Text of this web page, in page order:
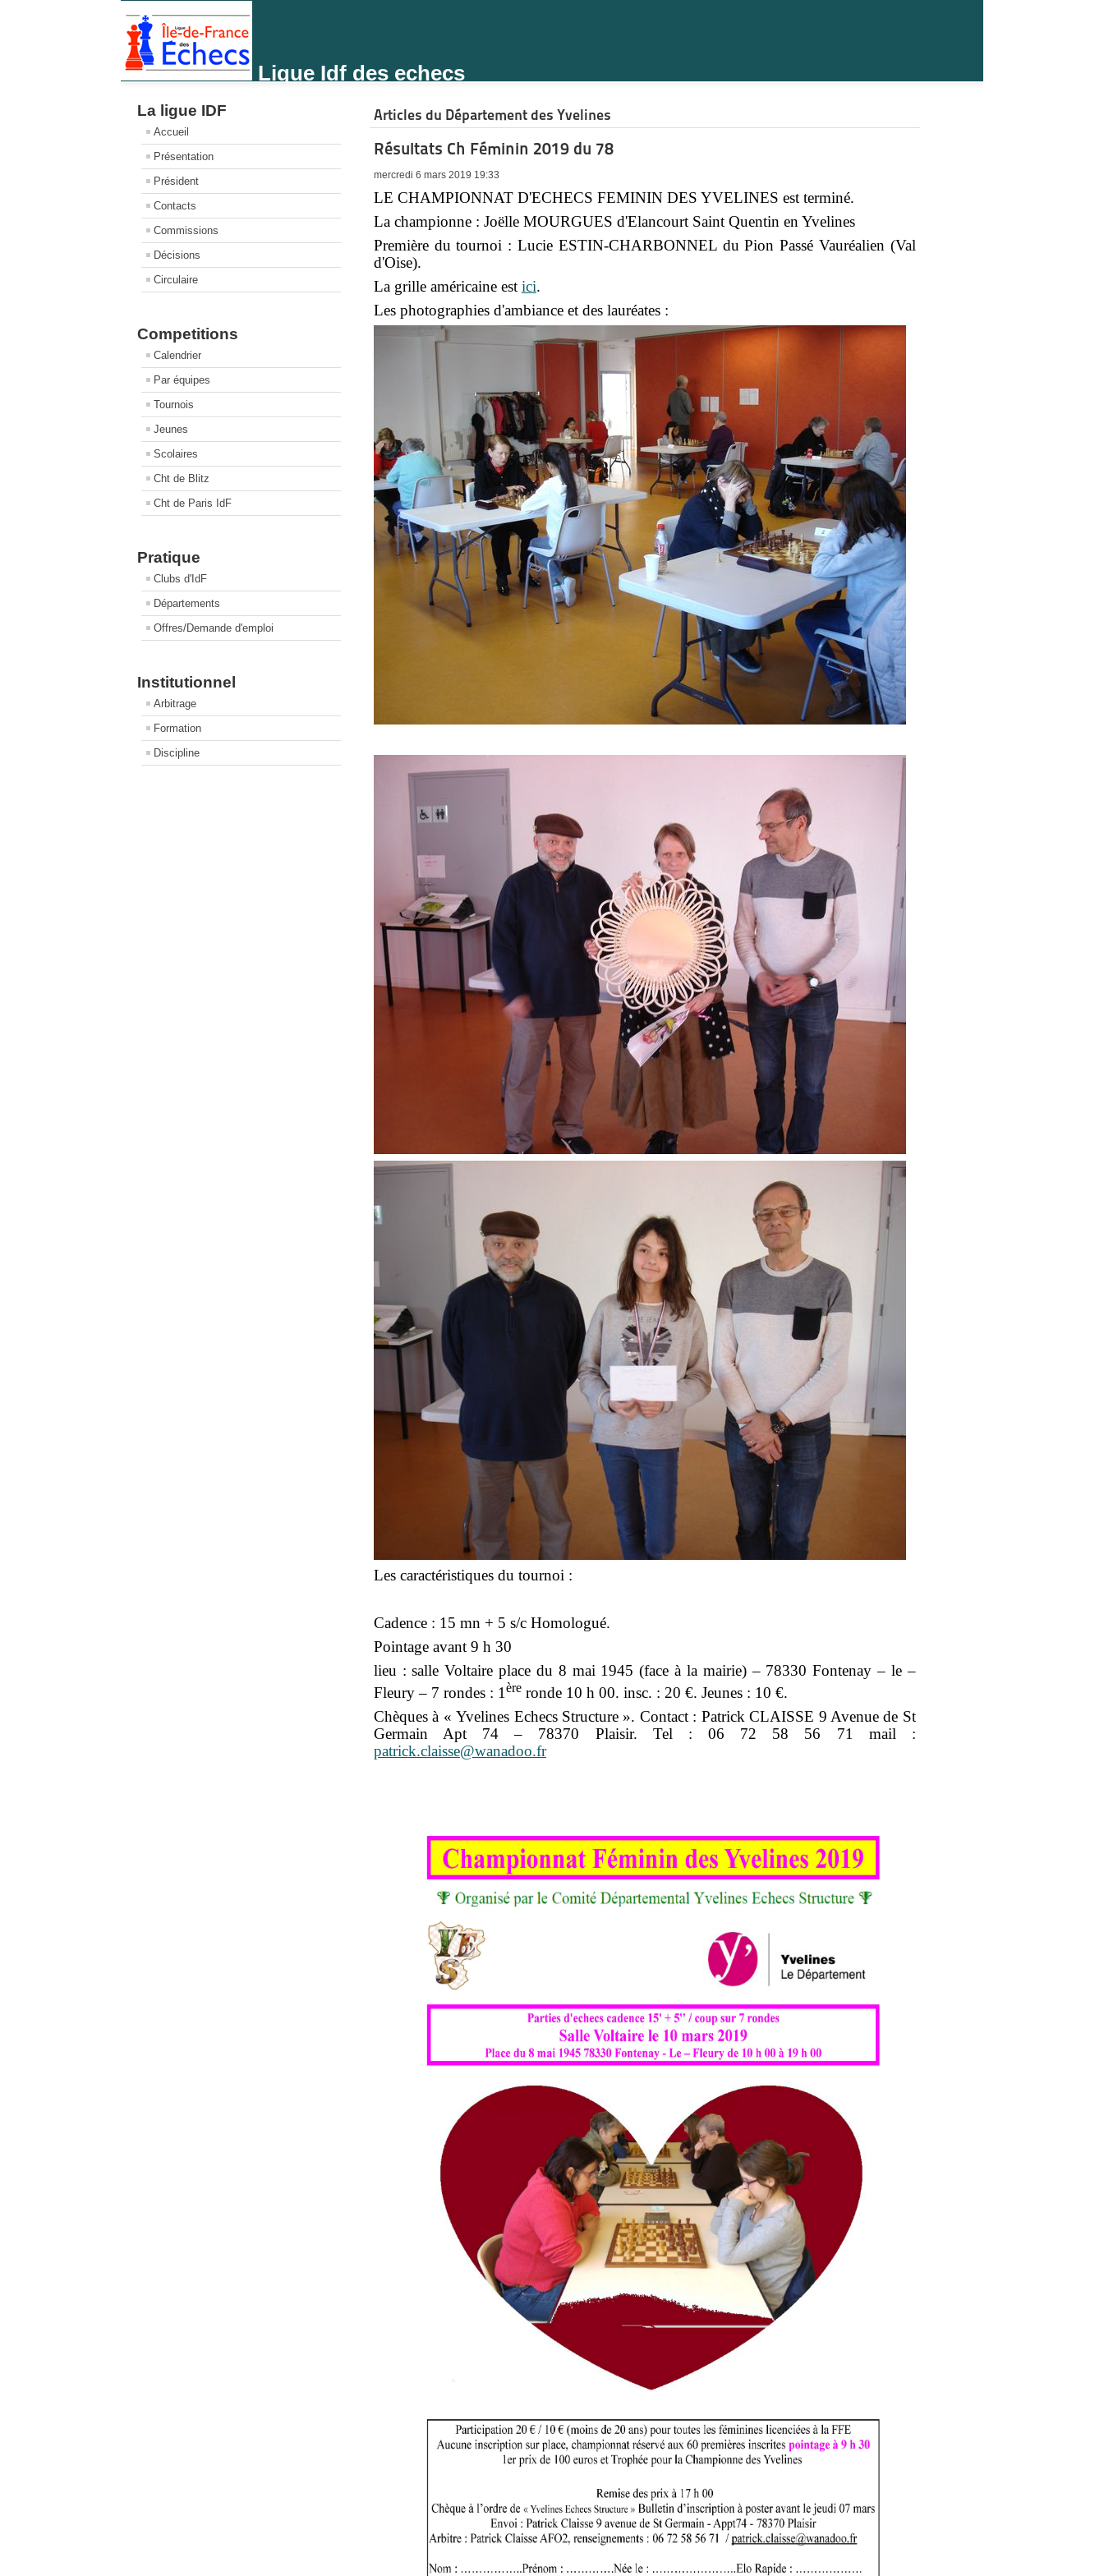
Ligue Idf des echecs
La ligue IDF
Accueil
Présentation
Président
Contacts
Commissions
Décisions
Circulaire
Competitions
Calendrier
Par équipes
Tournois
Jeunes
Scolaires
Cht de Blitz
Cht de Paris IdF
Pratique
Clubs d'IdF
Départements
Offres/Demande d'emploi
Institutionnel
Arbitrage
Formation
Discipline
Articles du Département des Yvelines
Résultats Ch Féminin 2019 du 78
mercredi 6 mars 2019 19:33
LE CHAMPIONNAT D'ECHECS FEMININ DES YVELINES est terminé.
La championne : Joëlle MOURGUES d'Elancourt Saint Quentin en Yvelines
Première du tournoi : Lucie ESTIN-CHARBONNEL du Pion Passé Vauréalien (Val
d'Oise).
La grille américaine est ici.
Les photographies d'ambiance et des lauréates :
Les caractéristiques du tournoi :
Cadence : 15 mn + 5 s/c Homologué.
Pointage avant 9 h 30
lieu : salle Voltaire place du 8 mai 1945 (face à la mairie) – 78330 Fontenay – le –
Fleury – 7 rondes : 1èreronde 10 h 00. insc. : 20 €. Jeunes : 10 €.
Chèques à « Yvelines Echecs Structure ». Contact : Patrick CLAISSE 9 Avenue de St
Germain Apt 74 – 78370 Plaisir. Tel : 06 72 58 56 71 mail :
patrick.claisse@wanadoo.fr